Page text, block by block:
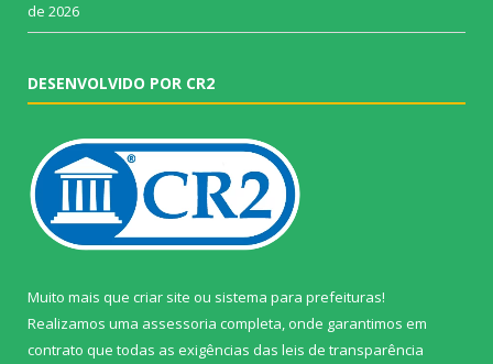
de 2026
DESENVOLVIDO POR CR2
Muito mais que criar site ou sistema para prefeituras!
Realizamos uma assessoria completa, onde garantimos em
contrato que todas as exigências das leis de transparência